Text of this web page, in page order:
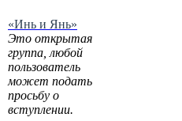
«Инь и Янь»
Это открытая
группа, любой
пользователь
может подать
просьбу о
вступлении.